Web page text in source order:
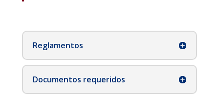
Reglamentos
Documentos requeridos